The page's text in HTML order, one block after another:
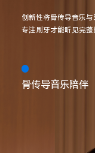
创新性将骨传导音乐
专注刷牙才能听见完整
骨传导音乐陪伴